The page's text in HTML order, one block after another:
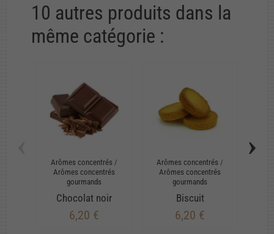
10 autres produits dans la
même catégorie :
Arômes concentrés /
Arômes concentrés
gourmands
Chocolat noir
6,20 €
Arômes concentrés /
Arômes concentrés
gourmands
Biscuit
6,20 €
›